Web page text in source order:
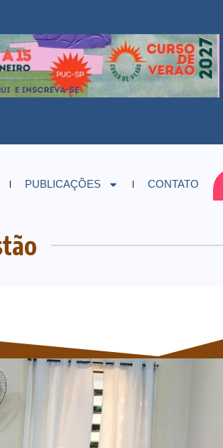
PUBLICAÇÕES CONTATO